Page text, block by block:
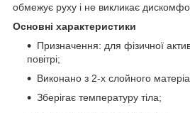
обмежує руху і не викликає
Основні характеристики
Призначення: для фізичної
повітрі;
Виконано з 2-х слойного
Зберігає температуру тіла;